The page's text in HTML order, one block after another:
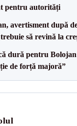
pentru autorități
avertisment după
să revină la
dură pentru
de forță majoră”